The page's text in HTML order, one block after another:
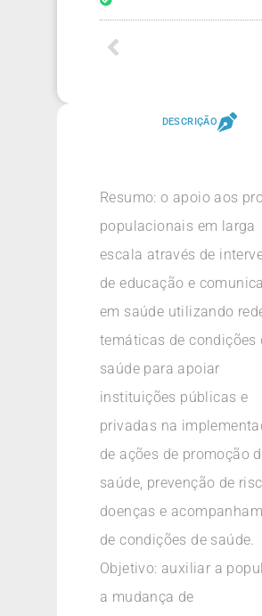
DESCRIÇÃO
Resumo: o apoio aos
populacionais em larga
escala através de
de educação e
em saúde utilizando
temáticas de condições
saúde para apoiar
instituições públicas e
privadas na
de ações de promoção
saúde, prevenção de
doenças e
de condições de saúde.
Objetivo: auxiliar a
a mudança de